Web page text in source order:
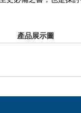
產品展示圖